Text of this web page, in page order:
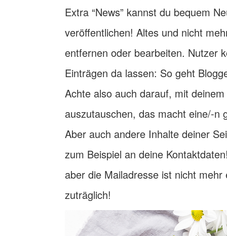
Extra “News” kannst du bequem
veröffentlichen! Altes und nicht
entfernen oder bearbeiten. Nutzer
Einträgen da lassen: So geht
Achte also auch darauf, mit
auszutauschen, das macht eine/-n
Aber auch andere Inhalte deiner
zum Beispiel an deine
aber die Mailadresse ist nicht
zuträglich!